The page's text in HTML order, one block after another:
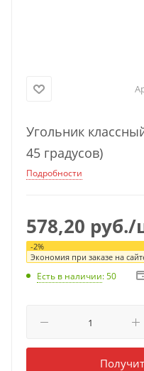
Угольник
45 градусов)
Подробности
578,20 руб./
-2%
Экономия при заказе на
Есть в наличии: 50